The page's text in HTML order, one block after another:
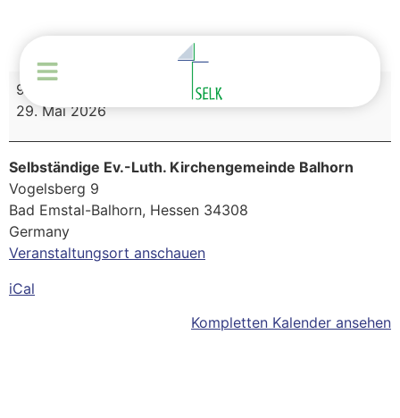
9:00
29. Mai 2026
Selbständige Ev.-Luth. Kirchengemeinde Balhorn
Vogelsberg 9
Bad Emstal-Balhorn, Hessen 34308
Germany
Veranstaltungsort anschauen
iCal
Kompletten Kalender ansehen